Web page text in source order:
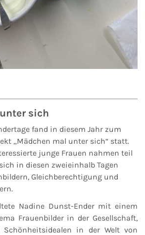
sich
fand in diesem Jahr zum
„Mädchen mal unter sich“ statt.
junge Frauen nahmen teil
in diesen zweieinhalb Tagen
Gleichberechtigung und
Nadine Dunst-Ender mit einem
Frauenbilder in der Gesellschaft,
Schönheitsidealen in der Welt von